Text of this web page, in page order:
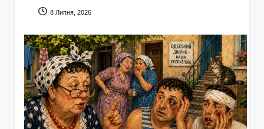
8 Липня, 2026